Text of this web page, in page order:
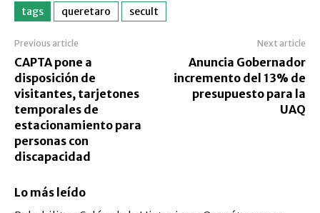
tags queretaro secult
Previous article
CAPTA pone a
disposición de
visitantes, tarjetones
temporales de
estacionamiento para
personas con
discapacidad
Next article
Anuncia Gobernador
incremento del 13% de
presupuesto para la
UAQ
Lo más leído